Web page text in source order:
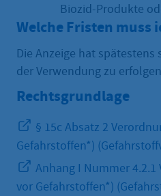
Biozid-Produkte
Welche Fristen muss
Die Anzeige hat spätestens
der Verwendung zu
Rechtsgrundlage
§ 15c Absatz 2
Gefahrstoffen*)
Anhang I Nummer
vor Gefahrstoffen*)